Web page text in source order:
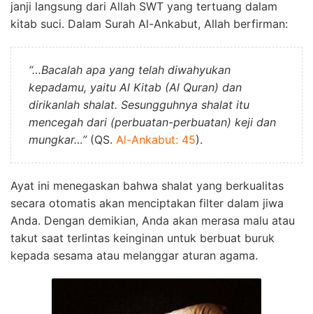
janji langsung dari Allah SWT yang tertuang dalam
kitab suci. Dalam Surah Al-Ankabut, Allah berfirman:
“…Bacalah apa yang telah diwahyukan
kepadamu, yaitu Al Kitab (Al Quran) dan
dirikanlah shalat. Sesungguhnya shalat itu
mencegah dari (perbuatan-perbuatan) keji dan
mungkar…”(QS. Al-Ankabut: 45).
Ayat ini menegaskan bahwa shalat yang berkualitas
secara otomatis akan menciptakan filter dalam jiwa
Anda. Dengan demikian, Anda akan merasa malu atau
takut saat terlintas keinginan untuk berbuat buruk
kepada sesama atau melanggar aturan agama.